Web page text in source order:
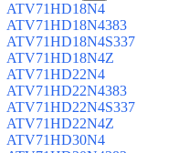
ATV71HD18N4
ATV71HD18N4383
ATV71HD18N4S337
ATV71HD18N4Z
ATV71HD22N4
ATV71HD22N4383
ATV71HD22N4S337
ATV71HD22N4Z
ATV71HD30N4